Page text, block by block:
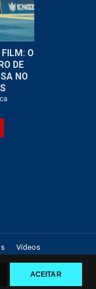
ACEITAR
...
O
DE
NO
Vídeos